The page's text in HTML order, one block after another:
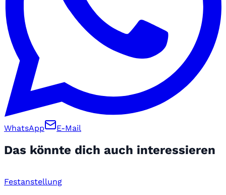
WhatsApp E-Mail
Das könnte dich auch interessieren
Festanstellung